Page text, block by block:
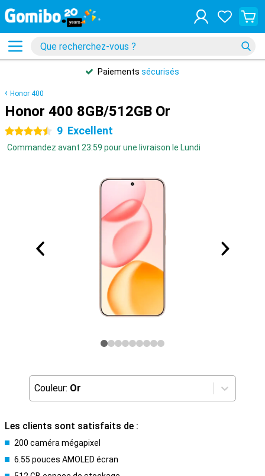
Paiements sécurisés
Honor 400
Honor 400 8GB/512GB Or
4.5 étoiles 9 Excellent
Commandez avant 23:59 pour une livraison le Lundi
Couleur: Or
Les clients sont satisfaits de :
200 caméra mégapixel
6.55 pouces AMOLED écran